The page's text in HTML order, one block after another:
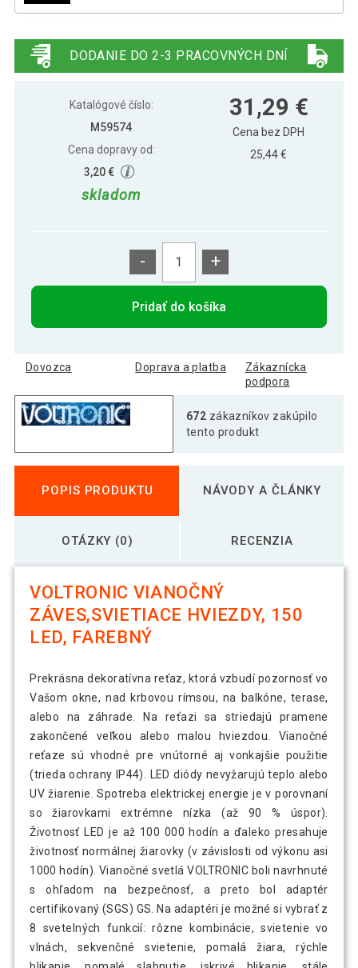
LED, farebný, ovládač
DODANIE DO 2-3 PRACOVNÝCH DNÍ
Katalógové číslo:
M59574
Cena dopravy od:
3,20 €
skladom
31,29 €
Cena bez DPH
25,44 €
- +
Pridať do košíka
Dovozca Doprava a platba
Zákaznícka
podpora
672 zákazníkov zakúpilo
tento produkt
POPIS PRODUKTU NÁVODY A ČLÁNKY
OTÁZKY (0) RECENZIA
VOLTRONIC VIANOČNÝ
ZÁVES,SVIETIACE HVIEZDY, 150
LED, FAREBNÝ
Prekrásna dekoratívna reťaz, ktorá vzbudí pozornosť vo
Vašom okne, nad krbovou rímsou, na balkóne, terase,
alebo na záhrade. Na reťazi sa striedajú pramene
zakončené veľkou alebo malou hviezdou. Vianočné
reťaze sú vhodné pre vnútorné aj vonkajšie použitie
(trieda ochrany IP44). LED diódy nevyžarujú teplo alebo
UV žiarenie. Spotreba elektrickej energie je v porovnaní
so žiarovkami extrémne nízka (až 90 % úspor).
Životnosť LED je až 100 000 hodín a ďaleko presahuje
životnosť normálnej žiarovky (v závislosti od výkonu asi
1000 hodín). Vianočné svetlá VOLTRONIC boli navrhnuté
s ohľadom na bezpečnosť, a preto bol adaptér
certifikovaný (SGS) GS. Na adaptéri je možné si vybrať z
8 svetelných funkcií: rôzne kombinácie, svietenie vo
vlnách, sekvenčné svietenie, pomalá žiara, rýchle